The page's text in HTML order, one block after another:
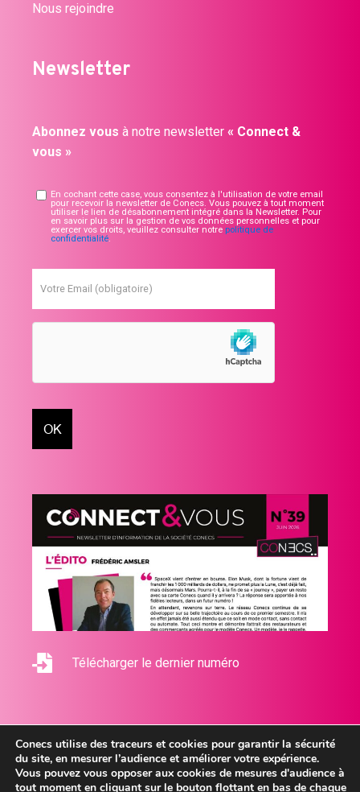
Nous rejoindre
Newsletter
Abonnez vous à notre newsletter « Connect &
vous »
En cochant cette case, vous consentez à l'utilisation de votre email
pour recevoir la newsletter de Conecs. Vous pouvez à tout moment
utiliser le lien de désabonnement intégré dans la Newsletter. Pour
en savoir plus sur la gestion de vos données personnelles et pour
exercer vos droits, veuillez consulter notre politique de
confidentialité.
Votre Email (obligatoire)
Télécharger le dernier numéro
2026 © Conecs - Tous droits réservés
Conecs utilise des traceurs et cookies pour garantir la sécurité
du site, en mesurer l’audience et améliorer votre expérience.
Vous pouvez vous opposer aux cookies de mesures d'audience à
tout moment en cliquant sur le bouton flottant en bas de chaque